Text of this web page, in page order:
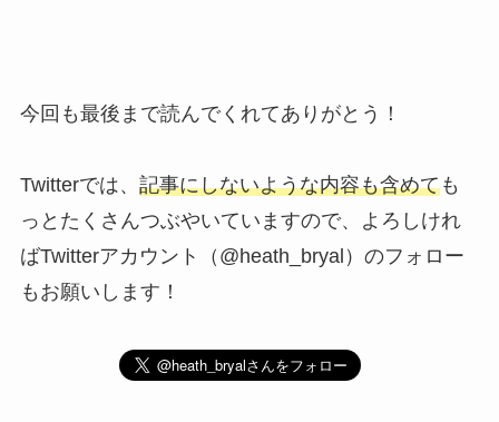
今回も最後まで読んでくれてありがとう！
Twitterでは、 記事にしないような内容も含めても
っとたくさんつぶやいていますので、よろしけれ
ばTwitterアカウント（@heath_bryal）のフォロー
もお願いします！